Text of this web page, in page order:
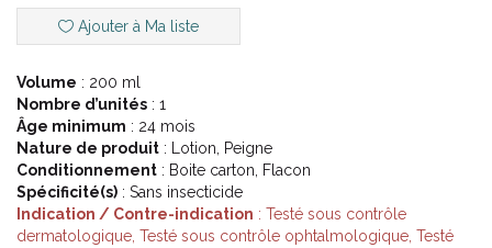
Testé Sous contrôle dermatologique, pédiatrique et
Ajouter à Ma liste
Volume : 200 ml
Nombre d’unités : 1
Âge minimum : 24 mois
Nature de produit : Lotion, Peigne
Conditionnement : Boite carton, Flacon
Spécificité(s) : Sans insecticide
Indication / Contre-indication : Testé sous contrôle
dermatologique, Testé sous contrôle ophtalmologique, Testé